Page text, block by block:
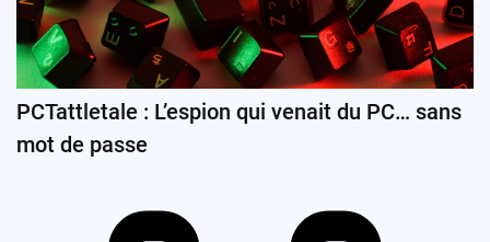
PCTattletale : L’espion qui venait du PC… sans
mot de passe